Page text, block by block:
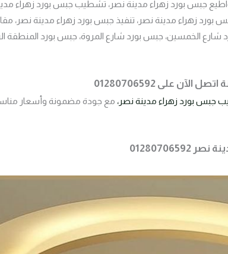
جبس بورد زهراء مدينة نصر، تشطيب جبس بورد زهراء
بورد زهراء مدينة نصر، تنفيذ جبس بورد زهراء مدينة نصر،
شارع الخمسين، جبس بورد شارع المروة، جبس بورد المنطقة
على 01280706592
جبس بورد زهراء مدينة نصر، مع جودة مضمونة وأسعار